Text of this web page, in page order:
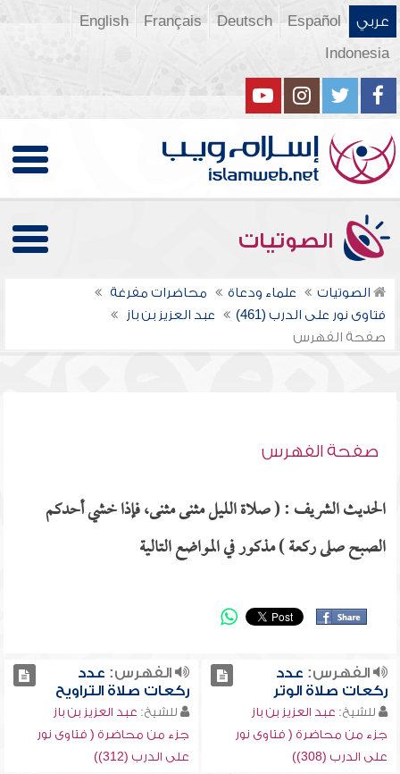
عربي Español
Deutsch
Français
English
Indonesia
الصوتيات
الصوتيات علماء ودعاة
محاضرات مفرغة
فتاوى نور على الدرب (461)
عبد العزيز بن باز
صفحة الفهرس
صفحة الفهرس
الحديث الشريف : ( صلاة الليل مثنى مثنى، فإذا خشي أحدكم
الصبح صلى ركعة ) مذكور في المواضع التالية
الفهرس: عدد
ركعات صلاة الوتر
للشيخ: عبد العزيز بن باز
جزء من محاضرة ( فتاوى نور
على الدرب (308))
الفهرس: عدد
ركعات صلاة التراويح
للشيخ: عبد العزيز بن باز
جزء من محاضرة ( فتاوى نور
على الدرب (312))